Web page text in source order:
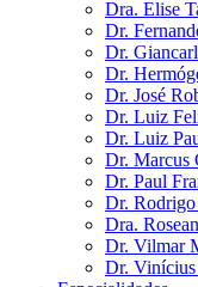
Dra. Elise
Dr.
Dr.
Dr.
Dr. José
Dr. Luiz
Dr. Luiz
Dr. Marcus
Dr. Paul
Dr.
Dra.
Dr. Vilmar
Dr. Vinícius